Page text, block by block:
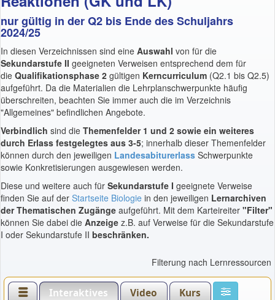
nur gültig in der Q2 bis Ende des Schuljahrs
2024/25
In diesen Verzeichnissen sind eine Auswahl von für die
Sekundarstufe II geeigneten Verweisen entsprechend dem für
die Qualifikationsphase 2 gültigen Kerncurriculum (Q2.1 bis Q2.5)
aufgeführt. Da die Materialien die Lehrplanschwerpunkte häufig
überschreiten, beachten Sie immer auch die im Verzeichnis
"Allgemeines" befindlichen Angebote.
Verbindlich sind die Themenfelder 1 und 2 sowie ein weiteres
durch Erlass festgelegtes aus 3-5; innerhalb dieser Themenfelder
können durch den jeweiligen Landesabiturerlass Schwerpunkte
sowie Konkretisierungen ausgewiesen werden.
Diese und weitere auch für Sekundarstufe I geeignete Verweise
finden Sie auf der Startseite Biologie in den jeweiligen Lernarchiven
der Thematischen Zugänge aufgeführt. Mit dem Karteireiter "Filter"
können Sie dabei die Anzeige z.B. auf Verweise für die Sekundarstufe
I oder Sekundarstufe II beschränken.
Filterung nach Lernressourcen
Interaktives Video Kurs